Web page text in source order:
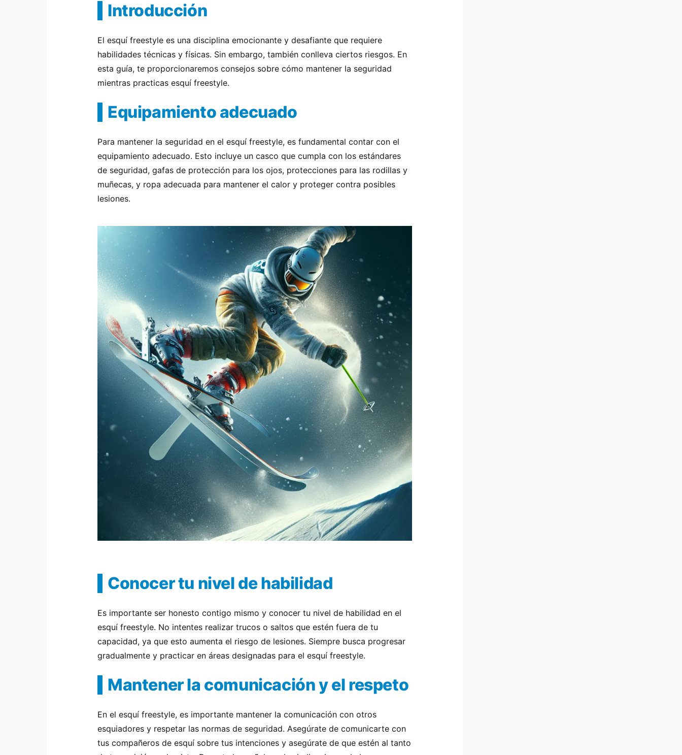
Introducción
El esquí freestyle es una disciplina emocionante y desafiante que requiere
habilidades técnicas y físicas. Sin embargo, también conlleva ciertos riesgos. En
esta guía, te proporcionaremos consejos sobre cómo mantener la seguridad
mientras practicas esquí freestyle.
Equipamiento adecuado
Para mantener la seguridad en el esquí freestyle, es fundamental contar con el
equipamiento adecuado. Esto incluye un casco que cumpla con los estándares
de seguridad, gafas de protección para los ojos, protecciones para las rodillas y
muñecas, y ropa adecuada para mantener el calor y proteger contra posibles
lesiones.
Conocer tu nivel de habilidad
Es importante ser honesto contigo mismo y conocer tu nivel de habilidad en el
esquí freestyle. No intentes realizar trucos o saltos que estén fuera de tu
capacidad, ya que esto aumenta el riesgo de lesiones. Siempre busca progresar
gradualmente y practicar en áreas designadas para el esquí freestyle.
Mantener la comunicación y el respeto
En el esquí freestyle, es importante mantener la comunicación con otros
esquiadores y respetar las normas de seguridad. Asegúrate de comunicarte con
tus compañeros de esquí sobre tus intenciones y asegúrate de que estén al tanto